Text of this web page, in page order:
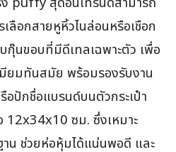
ลือกสายหูหิ้วไนล่อนหรือเชือก
กุ๊นขอบที่มีดีเทลเฉพาะตัว เพื่อ
ยมทันสมัย พร้อมรองรับงาน
อปักชื่อแบรนด์บนตัวกระเป๋า
12x34x10 ซม. ซึ่งเหมาะ
าน ช่วยห่อหุ้มได้แน่นพอดี และ